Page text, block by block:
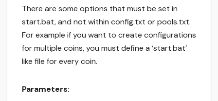
There are some options that must be set in
start.bat, and not within config.txt or pools.txt.
For example if you want to create configurations
for multiple coins, you must define a ‘start.bat’
like file for every coin.
Parameters: